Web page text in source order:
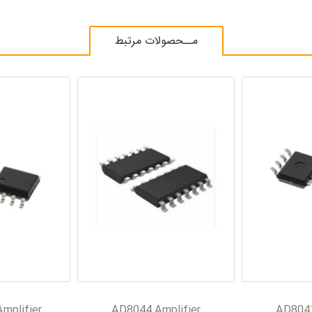
مــحصولات مرتبط